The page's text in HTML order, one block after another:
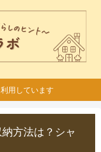
用しています
方法は？シャ